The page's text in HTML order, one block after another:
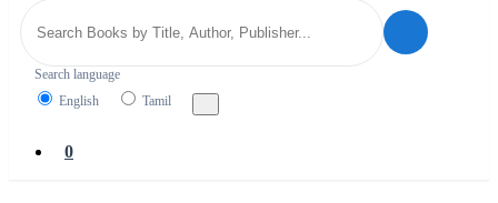
Search language
English
Tamil
0